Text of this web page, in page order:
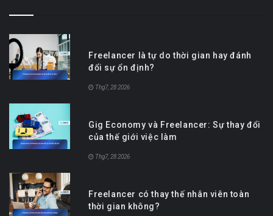
Freelancer là tự do thời gian hay đánh
đổi sự ổn định?
Thg7, 28 2026
Gig Economy và Freelancer: Sự thay đổi
của thế giới việc làm
Thg7, 28 2026
Freelancer có thay thế nhân viên toàn
thời gian không?